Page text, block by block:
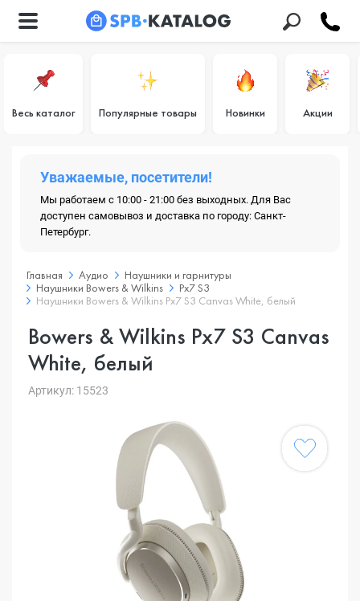
Весь каталог Популярные товары Новинки Акции
Уважаемые, посетители!
Мы работаем с 10:00 - 21:00 без выходных. Для Вас
доступен самовывоз и доставка по городу: Санкт-
Петербург.
Главная Аудио
Наушники и гарнитуры
Наушники Bowers & Wilkins
Px7 S3
Наушники Bowers & Wilkins Px7 S3 Canvas White, белый
Bowers & Wilkins Px7 S3 Canvas
White, белый
Артикул: 15523